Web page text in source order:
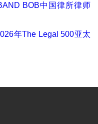
BOB中国律所律师
年The Legal 500亚太